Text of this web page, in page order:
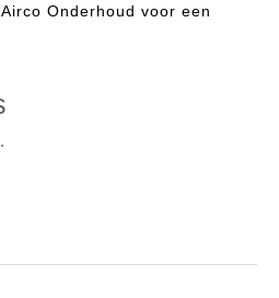
Onderhoud voor een